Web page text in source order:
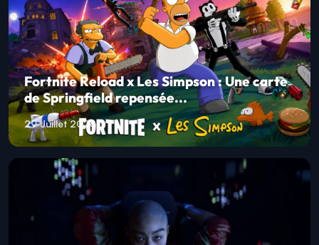
Fortnite Reload x Les Simpson : Une carte
de Springfield repensée...
29 Juillet 2026